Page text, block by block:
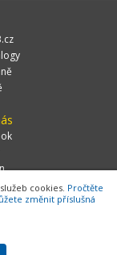
00 Praha 10, tel.:
Cookies
cookies. Pročtěte
změnit příslušná